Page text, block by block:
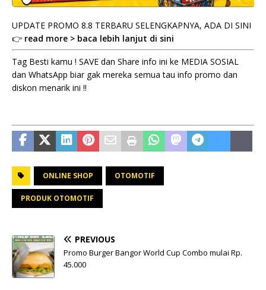
UPDATE PROMO 8.8 TERBARU SELENGKAPNYA, ADA DI SINI
👉 read more > baca lebih lanjut di sini
Tag Besti kamu ! SAVE dan Share info ini ke MEDIA SOSIAL
dan WhatsApp biar gak mereka semua tau info promo dan
diskon menarik ini !!
ONLINE SHOP OTOMOTIF
PRODUK OTOMOTIF
PREVIOUS
Promo Burger Bangor World Cup Combo mulai Rp.
45.000